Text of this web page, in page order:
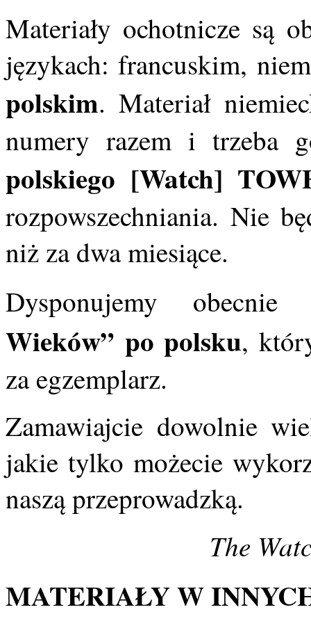
Materiały ochotnicze są
językach: francuskim,
polskim. Materiał
numery razem i trzeba
polskiego [Watch]
rozpowszechniania. Nie
niż za dwa miesiące.
Dysponujemy
Wieków” po polsku,
za egzemplarz.
Zamawiajcie dowolnie
jakie tylko możecie
naszą przeprowadzką.
The
MATERIAŁY W